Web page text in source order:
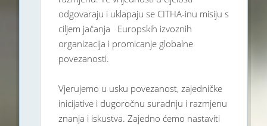
odgovaraju i uklapaju se CITHA-inu misiju s
ciljem jačanja Europskih izvoznih
organizacija i promicanje globalne
povezanosti.
Vjerujemo u usku povezanost, zajedničke
inicijative i dugoročnu suradnju i razmjenu
znanja i iskustva. Zajedno ćemo nastaviti